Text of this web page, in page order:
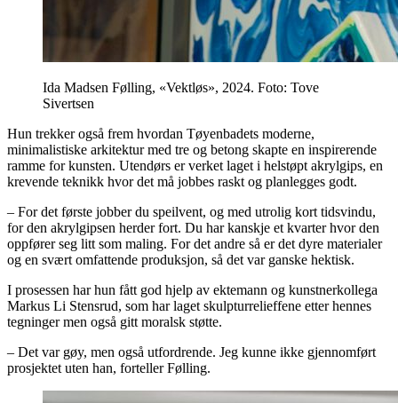
Ida Madsen Følling, «Vektløs», 2024. Foto: Tove
Sivertsen
Hun trekker også frem hvordan Tøyenbadets moderne,
minimalistiske arkitektur med tre og betong skapte en inspirerende
ramme for kunsten. Utendørs er verket laget i helstøpt akrylgips, en
krevende teknikk hvor det må jobbes raskt og planlegges godt.
– For det første jobber du speilvent, og med utrolig kort tidsvindu,
for den akrylgipsen herder fort. Du har kanskje et kvarter hvor den
oppfører seg litt som maling. For det andre så er det dyre materialer
og en svært omfattende produksjon, så det var ganske hektisk.
I prosessen har hun fått god hjelp av ektemann og kunstnerkollega
Markus Li Stensrud, som har laget skulpturrelieffene etter hennes
tegninger men også gitt moralsk støtte.
– Det var gøy, men også utfordrende. Jeg kunne ikke gjennomført
prosjektet uten han, forteller Følling.